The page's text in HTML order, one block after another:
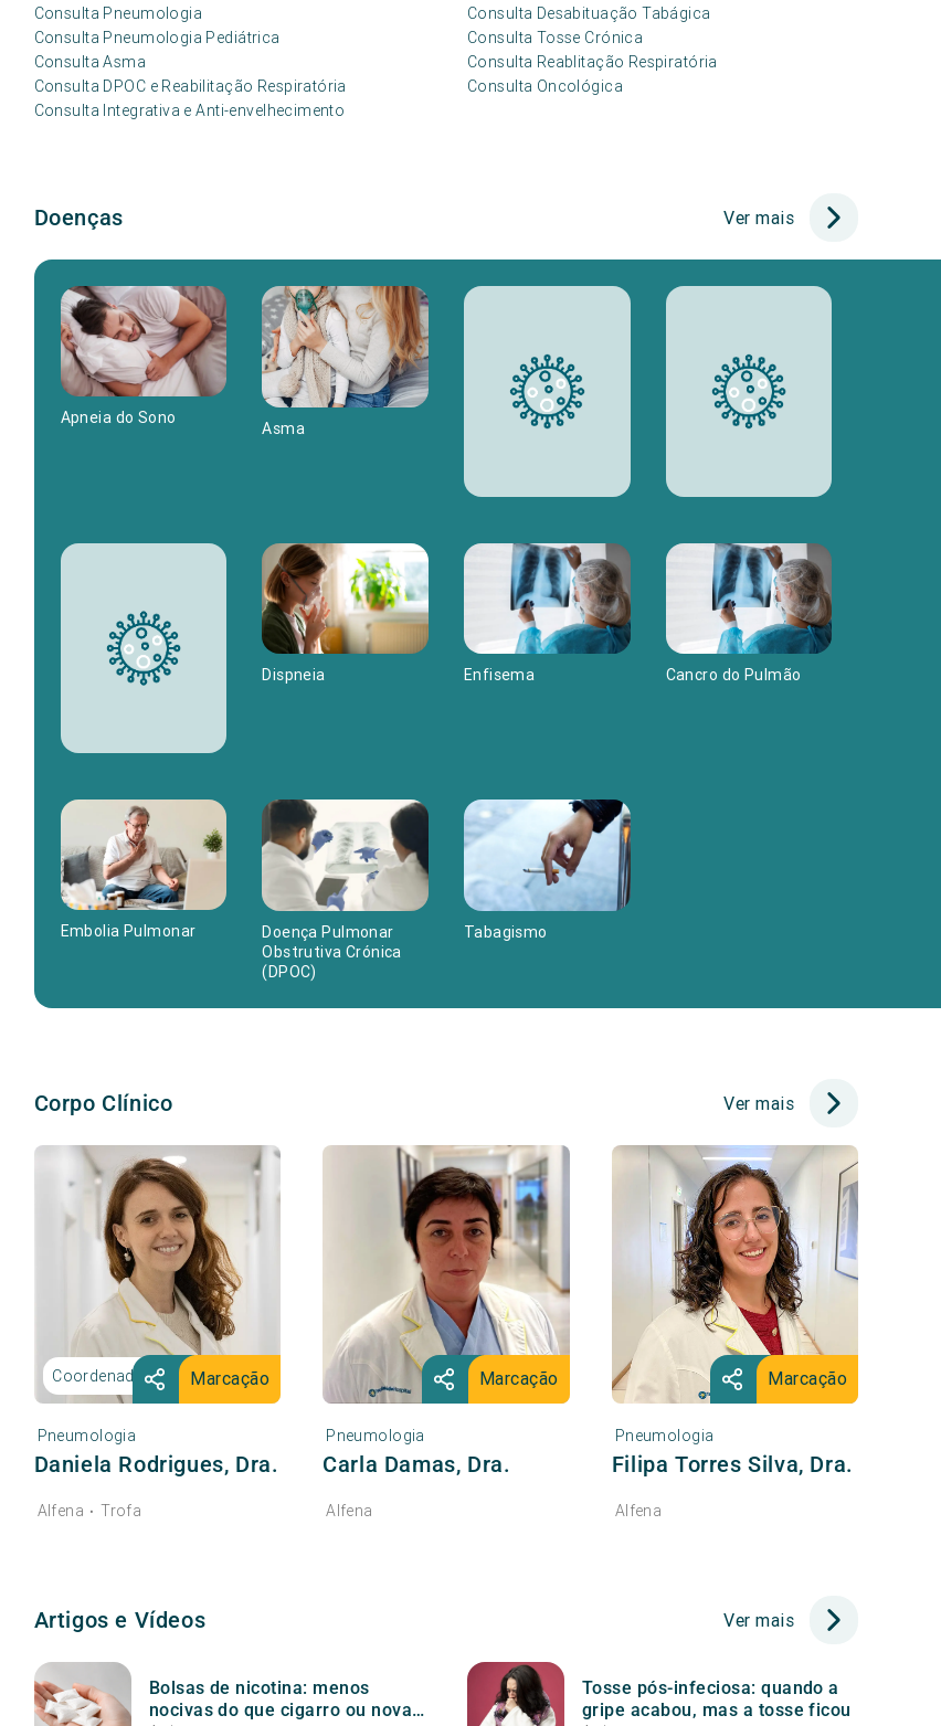
Consulta Pneumologia
Consulta Desabituação Tabágica
Consulta Pneumologia Pediátrica
Consulta Tosse Crónica
Consulta Asma
Consulta Reablitação Respiratória
Consulta DPOC e Reabilitação Respiratória
Consulta Oncológica
Consulta Integrativa e Anti-envelhecimento
Doenças Ver mais
Apneia do Sono
Asma
Dispneia Enfisema Cancro do Pulmão
Embolia Pulmonar
Doença Pulmonar
Obstrutiva Crónica
(DPOC)
Tabagismo
Corpo Clínico Ver mais
Coordenadora Marcação
Pneumologia
Daniela Rodrigues, Dra.
Alfena • Trofa
Marcação
Pneumologia
Carla Damas, Dra.
Alfena
Marcação
Pneumologia
Filipa Torres Silva, Dra.
Alfena
Artigos e Vídeos Ver mais
Bolsas de nicotina: menos
nocivas do que cigarro ou nova
Tosse pós-infeciosa: quando a
gripe acabou, mas a tosse ficou